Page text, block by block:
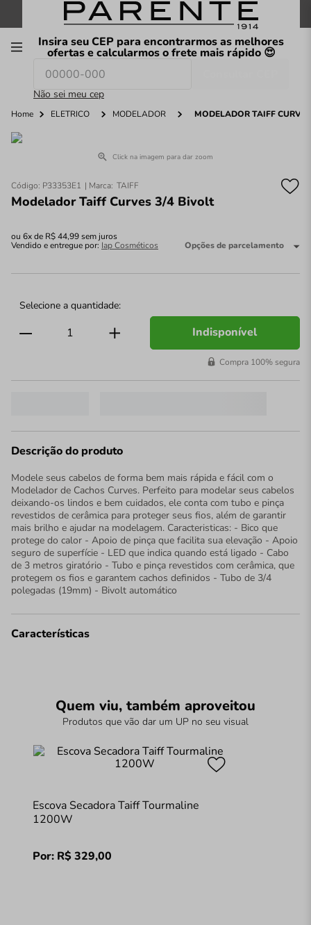
FRETE GRÁTIS nas compras a partir de R$199
Insira seu CEP para encontrarmos as melhores
ofertas e calcularmos o frete mais rápido 😍
Não sei meu cep
O que você procura hoje?
Home ELÉTRICO MODELADOR MODELADOR TAIFF
Click na imagem para dar zoom
Código: P33353E1 TAIFF
Modelador Taiff Curves 3/4 Bivolt
ou 6x de R$44,99sem juros
Vendido e entregue por: Iap Cosméticos Opções de parcelamento
Indisponível
Compra 100% segura
Descrição do produto
Modele seus cabelos de forma bem mais rápida e fácil com o
Modelador de Cachos Curves. Perfeito para modelar seus cabelos
deixando-os lindos e bem cuidados, ele conta com tubo e pinça
revestidos de cerâmica para proteger seus fios, além de garantir
mais brilho e ajudar na modelagem. Caracteristicas: - Bico que
protege do calor - Apoio de pinça que facilita sua elevação - Apoio
seguro de superfície - LED que indica quando está ligado - Cabo
de 3 metros giratório - Tubo e pinça revestidos com cerâmica, que
protegem os fios e garantem cachos definidos - Tubo de 3/4
polegadas (19mm) - Bivolt automático
Características
Quem viu, também aproveitou
Produtos que vão dar um UP no seu visual
Escova Secadora Taiff Tourmaline
1200W
Por: R$329,00